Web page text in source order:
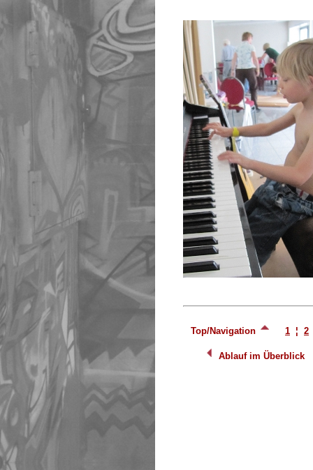
Top/Navigation 1 ¦ 2
Ablauf im Überblick